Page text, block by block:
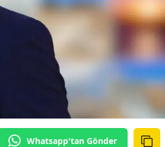
Whatsapp'tan Gönder